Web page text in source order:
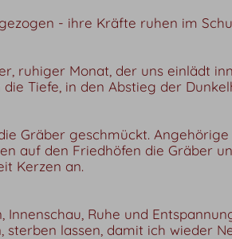
- ihre Kräfte ruhen im
ruhiger Monat, der uns einlädt
Tiefe, in den Abstieg der
Gräber geschmückt.
auf den Friedhöfen die Gräber
Kerzen an.
Innenschau, Ruhe und
sterben lassen, damit ich wieder